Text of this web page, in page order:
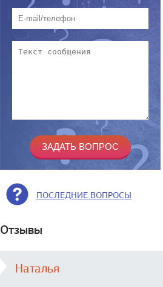
ПОСЛЕДНИЕ ВОПРОСЫ
Отзывы
Наталья